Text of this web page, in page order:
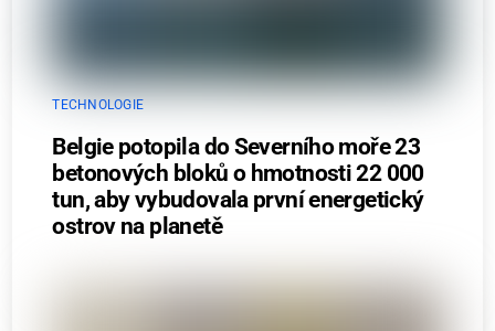
TECHNOLOGIE
Belgie potopila do Severního moře 23
betonových bloků o hmotnosti 22 000
tun, aby vybudovala první energetický
ostrov na planetě